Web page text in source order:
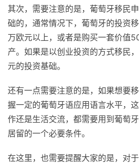
其次，需要注意的是，葡萄牙移民
础的，通常情况下，葡萄牙的投资
万欧元以上，或者是购买一套价值
产。如果是以创业投资的方式移民
元的投资基础。
还有一点需要注意的是，如果想要
握一定的葡萄牙语应用语言水平，
作还是生活交流，都需要用到葡萄
居留的一个必要条件。
在这里，也需要提醒大家的是，对